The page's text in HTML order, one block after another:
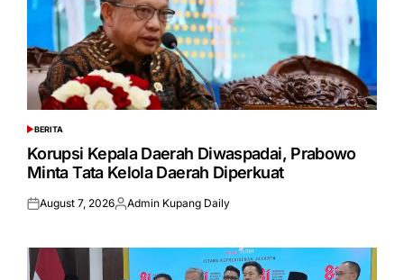
POSTED
IN
BERITA
Korupsi Kepala Daerah Diwaspadai, Prabowo
Minta Tata Kelola Daerah Diperkuat
Posted
August 7, 2026Posted
Admin Kupang Daily